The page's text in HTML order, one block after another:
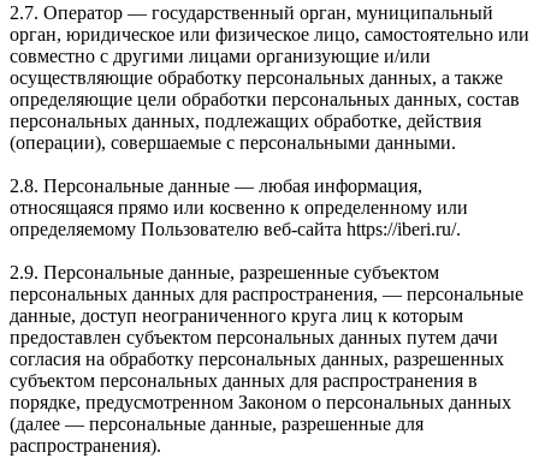
2.7. Оператор — государственный орган, муниципальный
орган, юридическое или физическое лицо, самостоятельно или
совместно с другими лицами организующие и/или
осуществляющие обработку персональных данных, а также
определяющие цели обработки персональных данных, состав
персональных данных, подлежащих обработке, действия
(операции), совершаемые с персональными данными.
2.8. Персональные данные — любая информация,
относящаяся прямо или косвенно к определенному или
определяемому Пользователю веб-сайта https://iberi.ru/.
2.9. Персональные данные, разрешенные субъектом
персональных данных для распространения, — персональные
данные, доступ неограниченного круга лиц к которым
предоставлен субъектом персональных данных путем дачи
согласия на обработку персональных данных, разрешенных
субъектом персональных данных для распространения в
порядке, предусмотренном Законом о персональных данных
(далее — персональные данные, разрешенные для
распространения).